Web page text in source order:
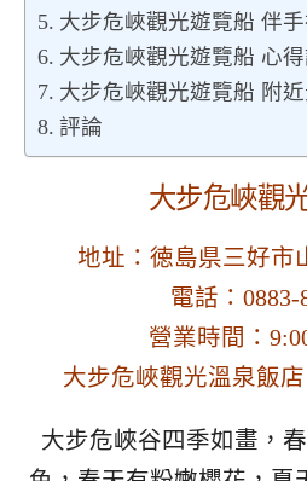
大步危峽觀光遊覽船 伴
大步危峽觀光遊覽船 心
大步危峽觀光遊覽船 附
評論
大步危峽觀
地址：徳島県三好市
電話：0883-
營業時間：
大步危峽觀光溫泉飯店
大步危峽谷四季如畫，